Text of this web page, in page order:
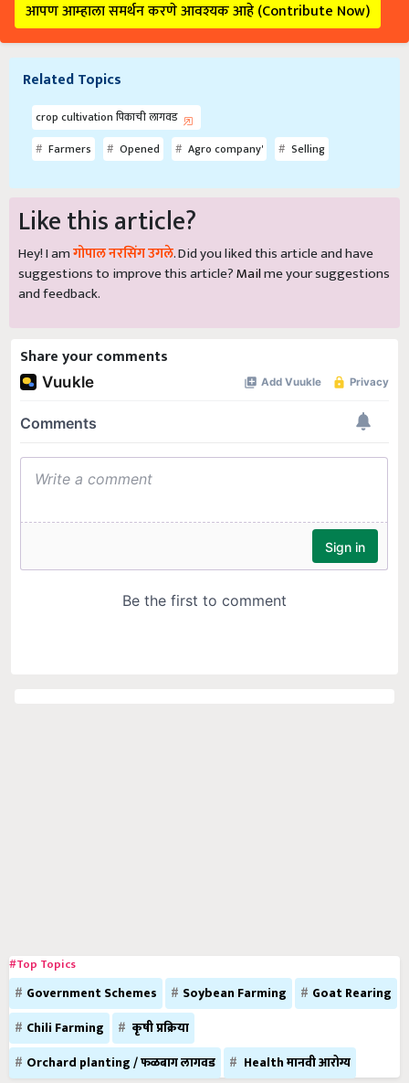
आपण आम्हाला समर्थन करणे आवश्यक आहे (Contribute Now)
Related Topics
crop cultivation पिकाची लागवड
Farmers
Opened Agro company' Selling
Like this article?
Hey! I amगोपाल नरसिंग उगले. Did you liked this article and have
suggestions to improve this article?Mailme your suggestions
and feedback.
Share your comments
#Top Topics
Government Schemes Soybean Farming
Goat Rearing
Chili Farming
कृषी प्रक्रिया
Orchard planting / फळबाग लागवड
Health मानवी आरोग्य